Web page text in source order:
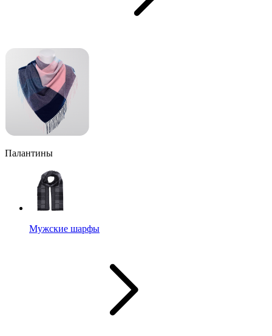
Палантины
Мужские шарфы